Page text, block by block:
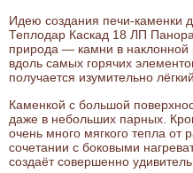
Идею создания печи-каменки
Теплодар Каскад 18 ЛП
природа — камни в наклонной
вдоль самых горячих
получается изумительно
Каменкой с большой
даже в небольших парных.
очень много мягкого тепла от
сочетании с боковыми
создаёт совершенно